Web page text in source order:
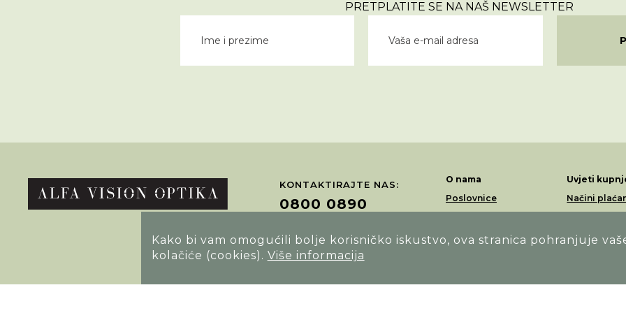
Kako bi vam omogućili bolje korisničko iskustvo, ova stranica pohranjuje
kolačiće (cookies). Više informacija
PRETPLATITE SE NA NAŠ NEWSLETTER
KONTAKTIRAJTE NAS:
0800 0890
POTRAŽITE NAS NA:
O nama
Poslovnice
Loyalty program
Uvjeti
Načini
Povrati i